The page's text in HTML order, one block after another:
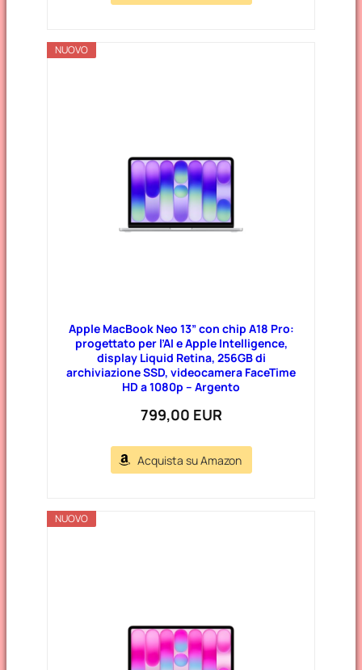
NUOVO
Apple MacBook Neo 13” con chip A18 Pro:
progettato per l’AI e Apple Intelligence,
display Liquid Retina, 256GB di
archiviazione SSD, videocamera FaceTime
HD a 1080p – Argento
799,00 EUR
Acquista su Amazon
NUOVO